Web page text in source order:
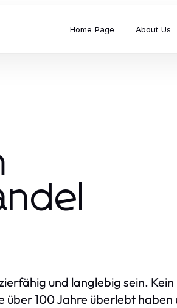
Home Page About Us
und langlebig sein. Kein
über 100 Jahre überlebt haben